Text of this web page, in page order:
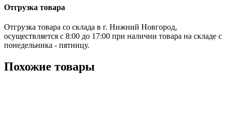
Отгрузка товара
Отгрузка товара со склада в г. Нижний Новгород,
осуществляется с 8:00 до 17:00 при наличии товара на складе с
понедельника - пятницу.
Похожие товары